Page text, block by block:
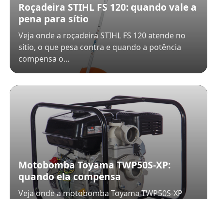
Roçadeira STIHL FS 120: quando vale a
pena para sítio
Veja onde a roçadeira STIHL FS 120 atende no
sítio, o que pesa contra e quando a potência
compensa o…
Motobomba Toyama TWP50S-XP:
quando ela compensa
Veja onde a motobomba Toyama TWP50S-XP